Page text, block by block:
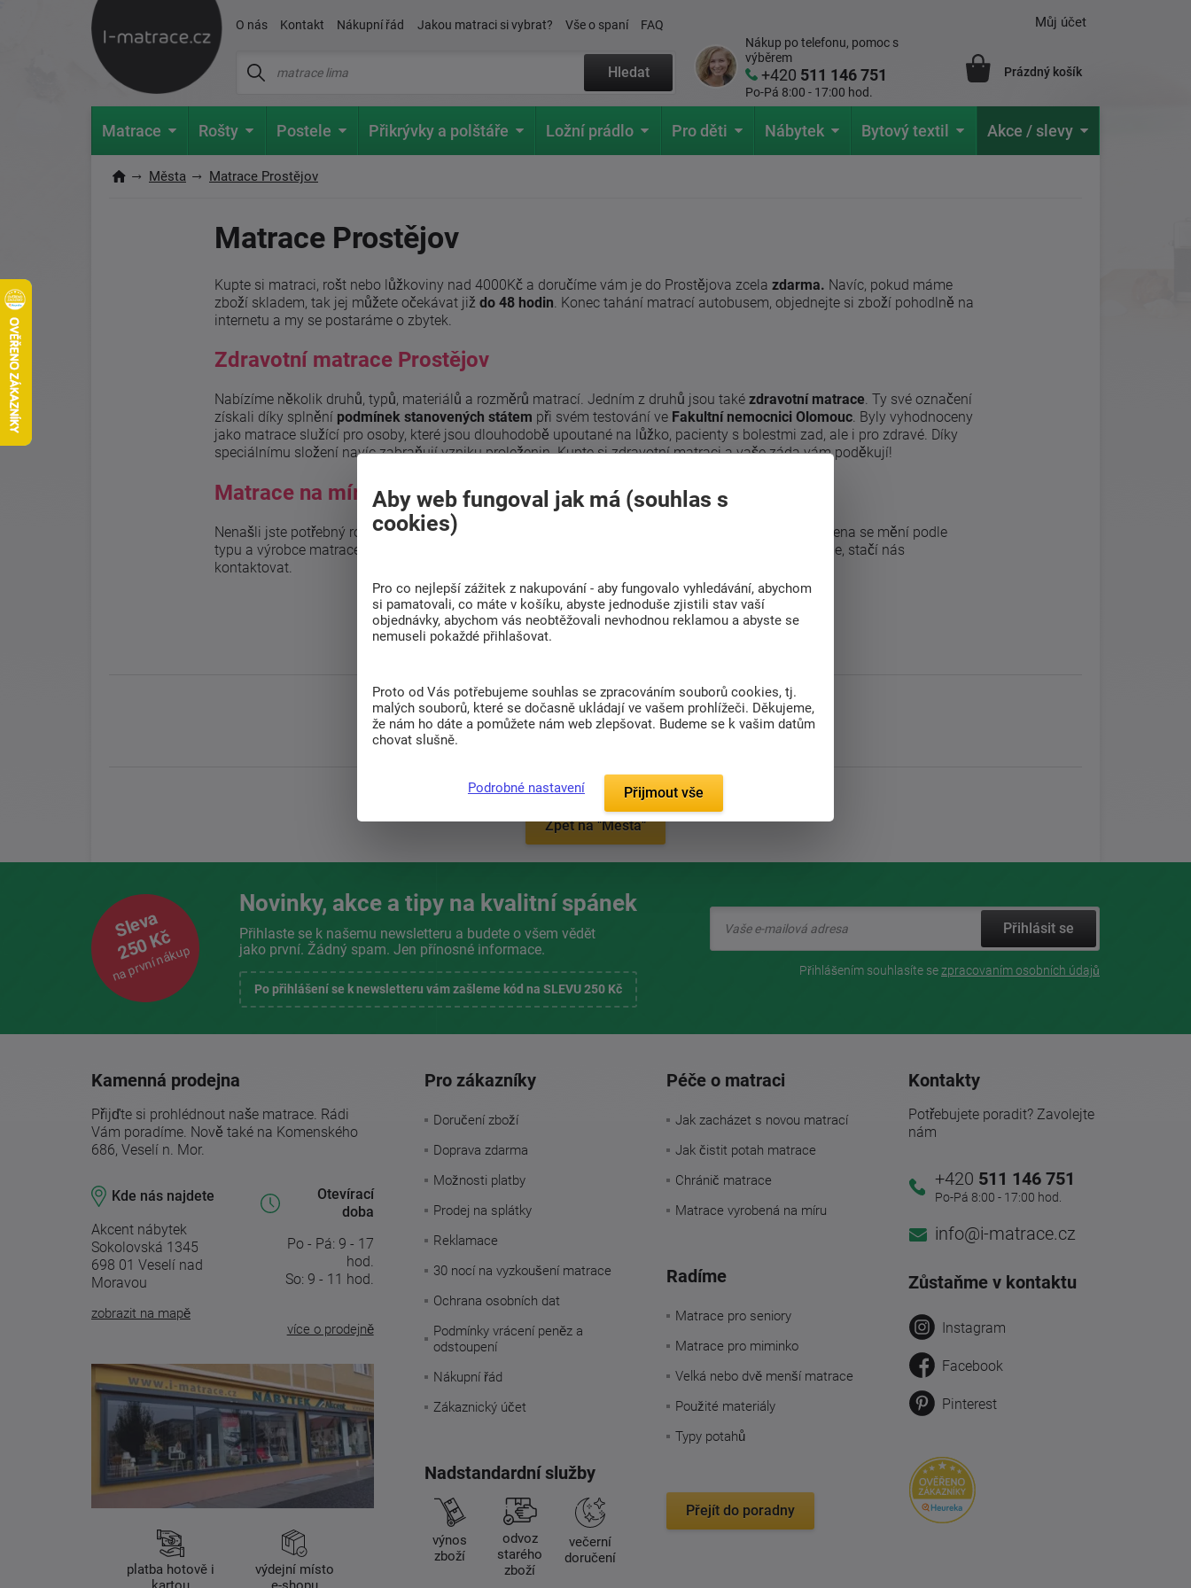
O nás Kontakt Nákupní řád Jakou matraci si vybrat? Vše o spaní FAQ
Hledat
Nákup po telefonu, pomoc s
výběrem
+420 511 146 751
Po-Pá 8:00 - 17:00 hod.
Můj účet
Prázdný košík
Matrace Rošty Postele Přikrývky a polštáře Ložní prádlo Pro děti Nábytek Bytový textil Akce / slevy
Města Matrace Prostějov
Matrace Prostějov
Kupte si matraci, rošt nebo lůžkoviny nad 4000Kč a doručíme vám je do Prostějova zcela zdarma. Navíc, pokud máme
zboží skladem, tak jej můžete očekávat již do 48 hodin . Konec tahání matrací autobusem, objednejte si zboží pohodlně na
internetu a my se postaráme o zbytek.
Zdravotní matrace Prostějov
Nabízíme několik druhů, typů, materiálů a rozměrů matrací. Jedním z druhů jsou také zdravotní matrace. Ty své označení
získali díky splnění podmínek stanovených státem při svém testování ve Fakultní nemocnici Olomouc. Byly vyhodnoceny
jako matrace služící pro osoby, které jsou dlouhodobě upoutané na lůžko, pacienty s bolestmi zad, ale i pro zdravé. Díky
speciálnímu složení navíc zabraňují vzniku proleženin. Kupte sizdravotní matracia vaše záda vám poděkují!
Matrace na míru Prostějov
Nenašli jste potřebný rozměr matrace? Nezoufejte, vyrobíme vám
. Doba dodání a cena se mění podle
typu a výrobce matrace. Standartní doba dodání je většinou
. Rádi vám zboží naceníme, stačí nás
kontaktovat.
Zpět na "Města"
Sleva
250 Kč
na první nákup
Novinky, akce a tipy na kvalitní spánek
Přihlaste se k našemu newsletteru a budete o všem vědět
jako první. Žádný spam. Jen přínosné informace.
Po přihlášení se k newsletteru vám zašleme kód na SLEVU 250 Kč
Přihlásit se
Přihlášením souhlasíte sezpracovaním osobních údajů
Kamenná prodejna
Přijďte si prohlédnout naše matrace. Rádi
Vám poradíme. Nově také na Komenského
686, Veselí n. Mor.
Kde nás najdete
Akcent nábytek
Sokolovská 1345
698 01 Veselí nad
Moravou
zobrazit na mapě
Otevírací
doba
Po - Pá: 9 - 17
hod.
So: 9 - 11 hod.
více o prodejně
platba hotově i
výdejní místo
Pro zákazníky
Doručení zboží
Doprava zdarma
Možnosti platby
Prodej na splátky
Reklamace
30 nocí na vyzkoušení matrace
Ochrana osobních dat
Podmínky vrácení peněz a
odstoupení
Nákupní řád
Zákaznický účet
Nadstandardní služby
výnos
zboží
odvoz
starého
zboží
večerní
doručení
Péče o matraci
Jak zacházet s novou matrací
Jak čistit potah matrace
Chránič matrace
Matrace vyrobená na míru
Radíme
Matrace pro seniory
Matrace pro miminko
Velká nebo dvě menší matrace
Použité materiály
Typy potahů
Přejít do poradny
Kontakty
Potřebujete poradit? Zavolejte
nám
+420 511 146 751
Po-Pá 8:00 - 17:00 hod.
info@i-matrace.cz
Zůstaňme v kontaktu
Instagram
Facebook
Pinterest
Aby web fungoval jak má (souhlas s
cookies)
Pro co nejlepší zážitek z nakupování - aby fungovalo vyhledávání, abychom
si pamatovali, co máte v košíku, abyste jednoduše zjistili stav vaší
objednávky, abychom vás neobtěžovali nevhodnou reklamou a abyste se
nemuseli pokaždé přihlašovat.
Proto od Vás potřebujeme souhlas se zpracováním souborů cookies, tj.
malých souborů, které se dočasně ukládají ve vašem prohlížeči. Děkujeme,
že nám ho dáte a pomůžete nám web zlepšovat. Budeme se k vašim datům
chovat slušně.
Podrobné nastavení Přijmout vše